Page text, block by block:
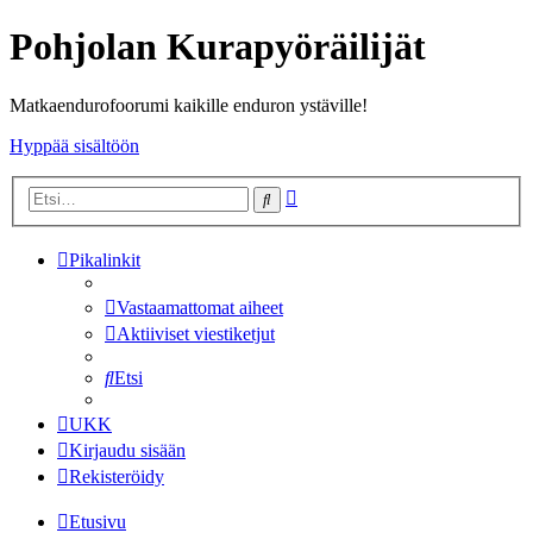
Pohjolan Kurapyöräilijät
Matkaendurofoorumi kaikille enduron ystäville!
Hyppää sisältöön
Etsi
Pikalinkit
Vastaamattomat aiheet
Aktiiviset viestiketjut
Etsi
UKK
Kirjaudu sisään
Rekisteröidy
Etusivu